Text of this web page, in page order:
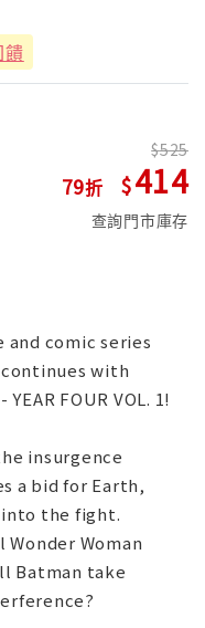
饋
79
525
414
查詢門市庫存
comic series
continues with
FOUR VOL. 1!
insurgence
a bid for Earth,
into the fight.
Woman
Batman take